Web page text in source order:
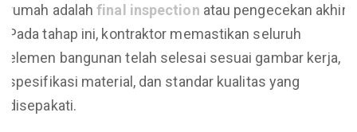
rumah adalahfinal inspection atau pengecekan akhir.
Pada tahap ini, kontraktor memastikan seluruh
elemen bangunan telah selesai sesuai gambar kerja,
spesifikasi material, dan standar kualitas yang
disepakati.